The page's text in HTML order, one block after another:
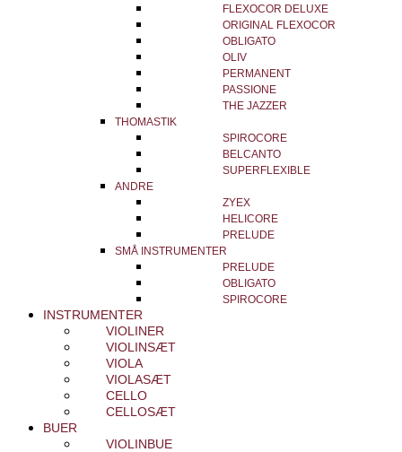
FLEXOCOR DELUXE
ORIGINAL FLEXOCOR
OBLIGATO
OLIV
PERMANENT
PASSIONE
THE JAZZER
THOMASTIK
SPIROCORE
BELCANTO
SUPERFLEXIBLE
ANDRE
ZYEX
HELICORE
PRELUDE
SMÅ INSTRUMENTER
PRELUDE
OBLIGATO
SPIROCORE
INSTRUMENTER
VIOLINER
VIOLINSÆT
VIOLA
VIOLASÆT
CELLO
CELLOSÆT
BUER
VIOLINBUE